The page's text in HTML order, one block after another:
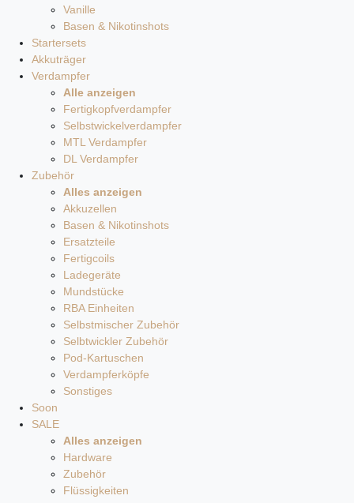
Vanille
Basen & Nikotinshots
Startersets
Akkuträger
Verdampfer
Alle anzeigen
Fertigkopfverdampfer
Selbstwickelverdampfer
MTL Verdampfer
DL Verdampfer
Zubehör
Alles anzeigen
Akkuzellen
Basen & Nikotinshots
Ersatzteile
Fertigcoils
Ladegeräte
Mundstücke
RBA Einheiten
Selbstmischer Zubehör
Selbtwickler Zubehör
Pod-Kartuschen
Verdampferköpfe
Sonstiges
Soon
SALE
Alles anzeigen
Hardware
Zubehör
Flüssigkeiten